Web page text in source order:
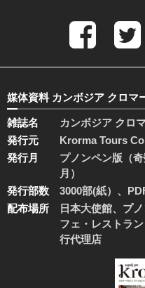
媒体資料 カンボジア クロマ
雑誌名
カンボジア クロ
発行元
Krorma Tours
発行月
プノンペン版（
月）
発行部数
3000部(紙）、
配布場所
日本大使館、プ
フェ・レストラ
行代理店